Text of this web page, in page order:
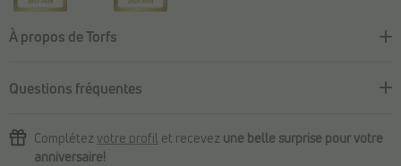
À propos de Torfs
Questions fréquentes
Complétez votre profil et recevez une belle surprise pour votre
anniversaire!